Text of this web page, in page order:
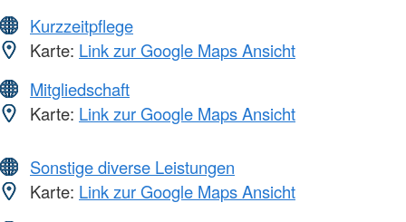
Kurzzeitpflege
Karte: Link zur Google Maps Ansicht
Mitgliedschaft
Karte: Link zur Google Maps Ansicht
Sonstige diverse Leistungen
Karte: Link zur Google Maps Ansicht